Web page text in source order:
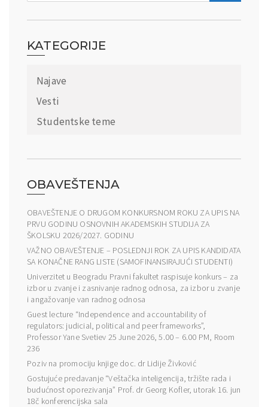
KATEGORIJE
Najave
Vesti
Studentske teme
OBAVEŠTENJA
OBAVEŠTENJE O DRUGOM KONKURSNOM ROKU ZA UPIS NA
PRVU GODINU OSNOVNIH AKADEMSKIH STUDIJA ZA
ŠKOLSKU 2026/2027. GODINU
VAŽNO OBAVEŠTENJE – POSLEDNJI ROK ZA UPIS KANDIDATA
SA KONAČNE RANG LISTE (SAMOFINANSIRAJUĆI STUDENTI)
Univerzitet u Beogradu Pravni fakultet raspisuje konkurs – za
izbor u zvanje i zasnivanje radnog odnosa, za izbor u zvanje
i angažovanje van radnog odnosa
Guest lecture “Independence and accountability of
regulators: judicial, political and peer frameworks”,
Professor Yane Svetiev 25 June 2026, 5.00 – 6.00 PM, Room
236
Poziv na promociju knjige doc. dr Lidije Živković
Gostujuće predavanje “Veštačka inteligencija, tržište rada i
budućnost oporezivanja” Prof. dr Georg Kofler, utorak 16. jun
18č konferencijska sala